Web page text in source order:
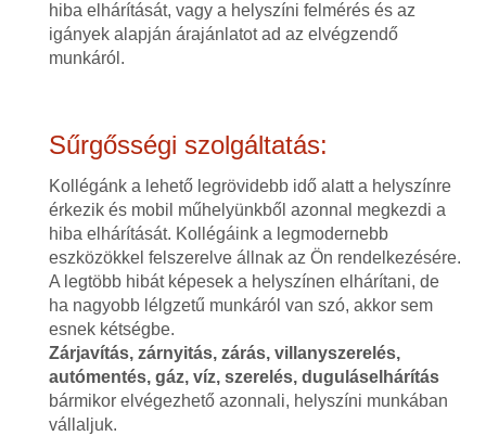
hiba elhárítását, vagy a helyszíni felmérés és az
igányek alapján árajánlatot ad az elvégzendő
munkáról.
Sűrgősségi szolgáltatás:
Kollégánk a lehető legrövidebb idő alatt a helyszínre
érkezik és mobil műhelyünkből azonnal megkezdi a
hiba elhárítását. Kollégáink a legmodernebb
eszközökkel felszerelve állnak az Ön rendelkezésére.
A legtöbb hibát képesek a helyszínen elhárítani, de
ha nagyobb lélgzetű munkáról van szó, akkor sem
esnek kétségbe.
Zárjavítás, zárnyitás, zárás, villanyszerelés,
autómentés, gáz, víz, szerelés, duguláselhárítás
bármikor elvégezhető azonnali, helyszíni munkában
vállaljuk.